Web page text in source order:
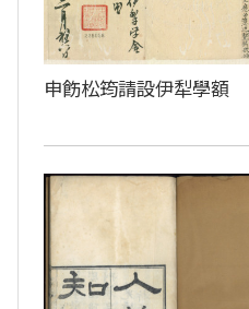
申飭松筠請設伊犁學額